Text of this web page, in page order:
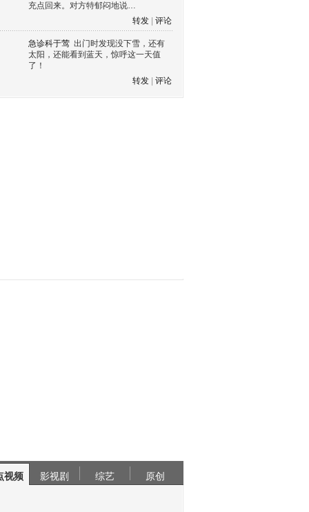
充点回来。对方特郁闷地说…
转发
评论
急诊科于莺 出门时发现没下雪，还有
太阳，还能看到蓝天，惊呼这一天值
了！
转发
评论
视频 影视剧 综艺 原创